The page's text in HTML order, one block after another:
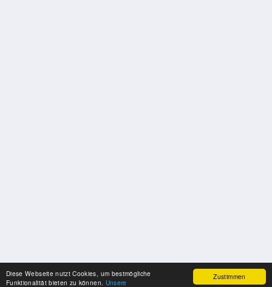
Zustimmen
Diese Webseite nutzt Cookies, um bestmögliche
Funktionalität bieten zu können. Unsere